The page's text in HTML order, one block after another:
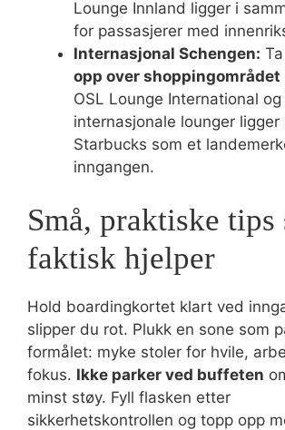
Lounge Innland ligger i
for passasjerer med
Internasjonal Schengen:
opp over shoppingområdet
OSL Lounge International og
internasjonale lounger ligger
Starbucks som et
inngangen.
Små, praktiske tips
faktisk hjelper
Hold boardingkortet klart ved
slipper du rot. Plukk en sone som
formålet: myke stoler for hvile,
fokus. Ikke parker ved buffeten
minst støy. Fyll flasken etter
sikkerhetskontrollen og topp opp